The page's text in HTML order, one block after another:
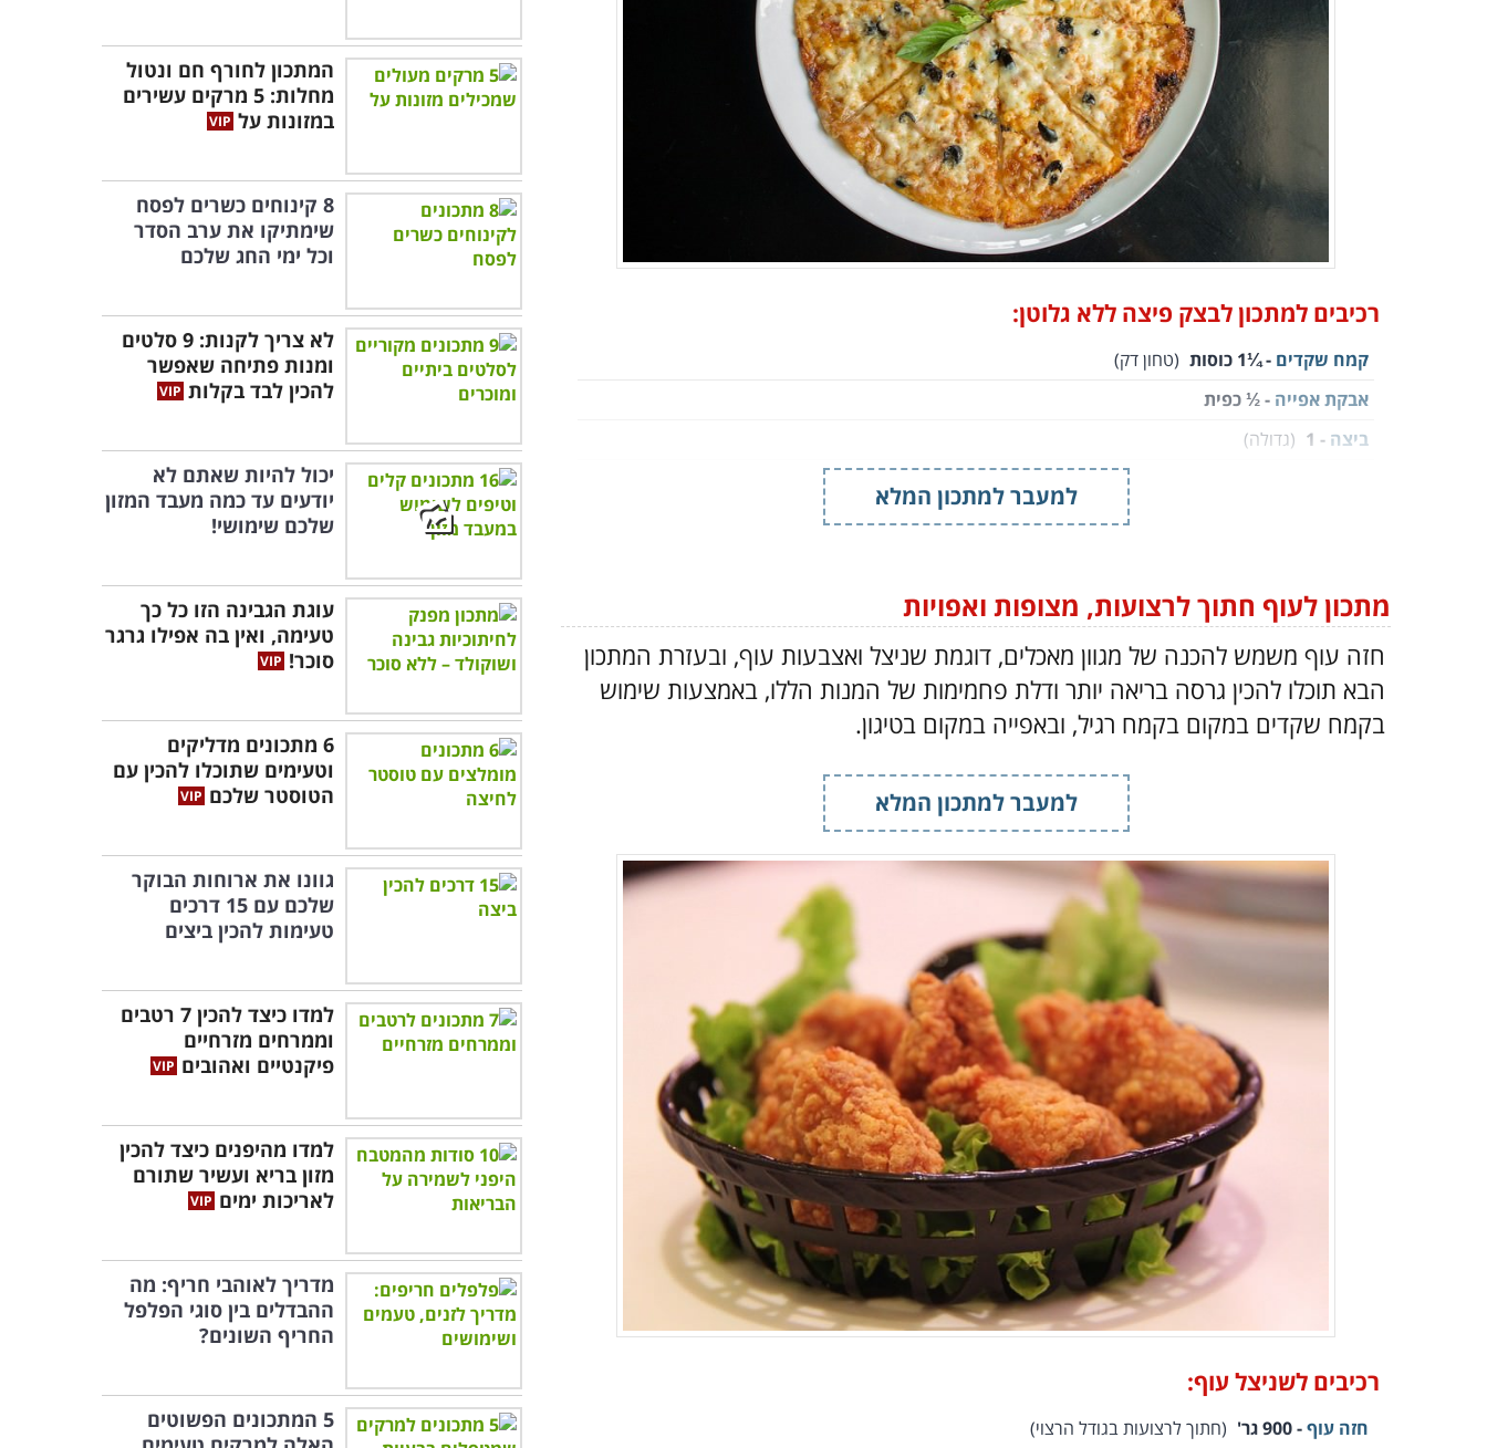
רכיבים למתכון לבצק פיצה ללא גלוטן:
קמח שקדים - ¼1 כוסות
(טחון דק)
אבקת אפייה - ½ כפית
ביצה - 1
(גדולה)
גבינת פרמז'ן- ½ כוס (או כל גבינה אהובה)
למעבר למתכון המלא
מתכון לעוף חתוך לרצועות, מצופות ואפויות
חזה עוף משמש להכנה של מגוון מאכלים, דוגמת שניצל ואצבעות עוף, ובעזרת המתכון
הבא תוכלו להכין גרסה בריאה יותר ודלת פחמימות של המנות הללו, באמצעות שימוש
בקמח שקדים במקום בקמח רגיל, ובאפייה במקום בטיגון.
למעבר למתכון המלא
רכיבים לשניצל עוף:
חזה עוף- 900 גר' (חתוך לרצועות בגודל הרצוי)
המתכון לחורף חם ונטול
מחלות: 5 מרקים עשירים
במזונות על
8 קינוחים כשרים לפסח
שימתיקו את ערב הסדר
וכל ימי החג שלכם
לא צריך לקנות: 9 סלטים
ומנות פתיחה שאפשר
להכין לבד בקלות
יכול להיות שאתם לא
יודעים עד כמה מעבד המזון
שלכם שימושי!
עוגת הגבינה הזו כל כך
טעימה, ואין בה אפילו גרגר
סוכר!
6 מתכונים מדליקים
וטעימים שתוכלו להכין עם
הטוסטר שלכם
גוונו את ארוחות הבוקר
שלכם עם 15 דרכים
טעימות להכין ביצים
למדו כיצד להכין 7 רטבים
וממרחים מזרחיים
פיקנטיים ואהובים
למדו מהיפנים כיצד להכין
מזון בריא ועשיר שתורם
לאריכות ימים
מדריך לאוהבי חריף: מה
ההבדלים בין סוגי הפלפל
החריף השונים?
5 המתכונים הפשוטים